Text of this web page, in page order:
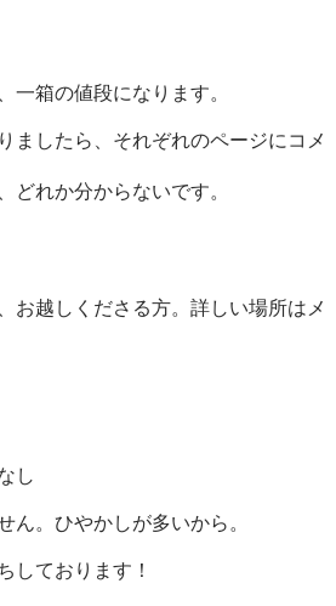
一箱の値段になります。
ましたら、それぞれのページにコメ
どれか分からないです。
お越しくださる方。詳しい場所はメ
し
ん。ひやかしが多いから。
しております！